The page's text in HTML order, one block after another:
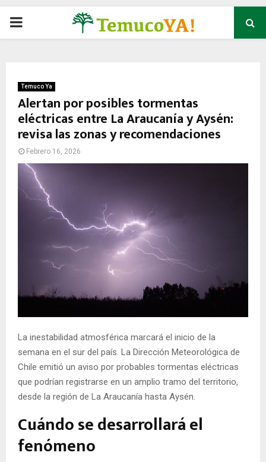
P
M
A
U
Temuco Ya
Alertan por posibles tormentas
eléctricas entre La Araucanía y Aysén:
revisa las zonas y recomendaciones
Febrero 16, 2026
La inestabilidad atmosférica marcará el inicio de la
semana en el sur del país. La Dirección Meteorológica de
Chile emitió un aviso por probables tormentas eléctricas
que podrían registrarse en un amplio tramo del territorio,
desde la región de La Araucanía hasta Aysén.
Cuándo se desarrollará el
fenómeno